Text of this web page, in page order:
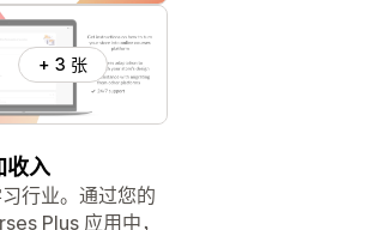
+ 3 张
收入
行业。通过您的
Plus 应用中，